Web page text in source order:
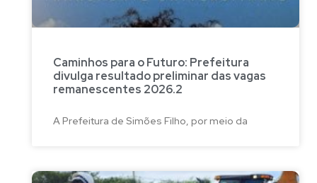
Caminhos para o Futuro: Prefeitura
divulga resultado preliminar das vagas
remanescentes 2026.2
A Prefeitura de Simões Filho, por meio da